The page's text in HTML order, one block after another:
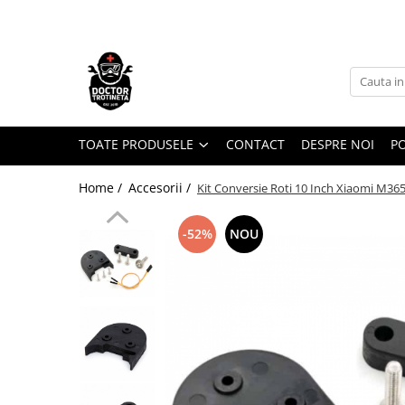
Toate Produsele
Piese de schimb
https://www.doctortrotineta.ro/electrica
Acceleratie
TOATE PRODUSELE CONTACT DESPRE NOI
Home / Accesorii / Kit Conversie Roti 10 Inch Xiaomi
-52% NOU